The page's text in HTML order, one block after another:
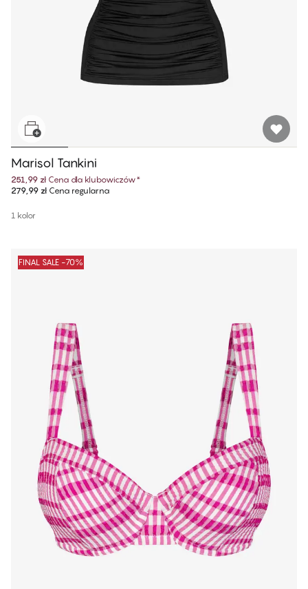
Marisol Tankini
251,99 zł Cena dla klubowiczów*
279,99 złCena regularna
1 kolor
FINAL SALE -70%